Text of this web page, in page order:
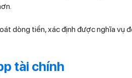
dòng tiền, xác định được nghĩa vụ
tài chính